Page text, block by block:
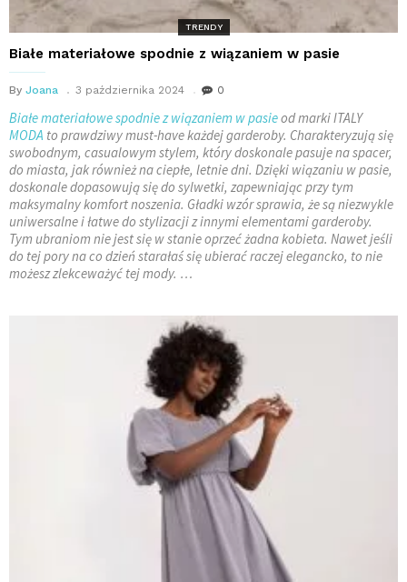
TRENDY
Białe materiałowe spodnie z wiązaniem w pasie
By Joana 3 października 2024 0
Białe materiałowe spodnie z wiązaniem w pasieod marki ITALY
MODA to prawdziwy must-have każdej garderoby. Charakteryzują się
swobodnym, casualowym stylem, który doskonale pasuje na spacer,
do miasta, jak również na ciepłe, letnie dni. Dzięki wiązaniu w pasie,
doskonale dopasowują się do sylwetki, zapewniając przy tym
maksymalny komfort noszenia. Gładki wzór sprawia, że są niezwykle
uniwersalne i łatwe do stylizacji z innymi elementami garderoby.
Tym ubraniom nie jest się w stanie oprzeć żadna kobieta. Nawet jeśli
do tej pory na co dzień starałaś się ubierać raczej elegancko, to nie
możesz zlekceważyć tej mody. …